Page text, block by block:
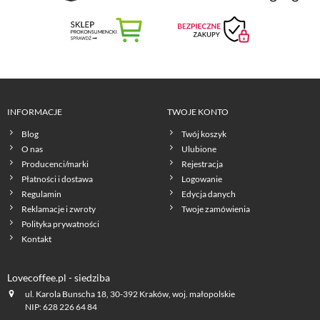
INFORMACJE
Blog
O nas
Producenci/marki
Płatności i dostawa
Regulamin
Reklamacje i zwroty
Polityka prywatności
Kontakt
TWOJE KONTO
Twój koszyk
Ulubione
Rejestracja
Logowanie
Edycja danych
Twoje zamówienia
Lovecoffee.pl - siedziba
ul. Karola Bunscha 18, 30-392 Kraków, woj. małopolskie
NIP: 628 226 64 84